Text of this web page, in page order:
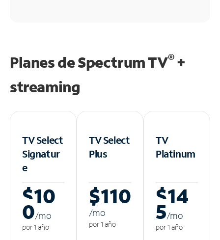
Planes de Spectrum TV®+
streaming
TV Select
Signatur
e
$10
0/mo
por 1 año
TV Select
Plus
$110
/mo
por 1 año
TV
Platinum
$14
5/mo
por 1 año